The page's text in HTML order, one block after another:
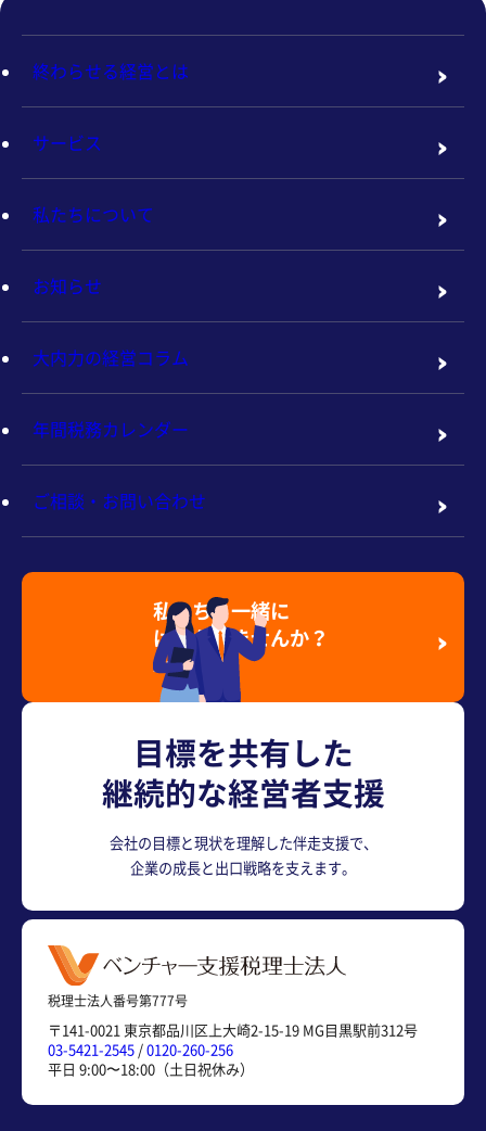
目標を共有した
継続的な経営者支援
会社の目標と現状を理解した伴走支援で、
企業の成長と出口戦略を支えます。
税理士法人番号第777号
〒141-0021 東京都品川区上大崎2-15-19 MG目黒駅前312号
03-5421-2545 /0120-260-256
平日 9:00〜18:00（土日祝休み）
終わらせる経営とは
サービス
私たちについて
お知らせ
大内力の経営コラム
年間税務カレンダー
ご相談・お問い合わせ
私たちと一緒に
はたらきませんか？
採用情報を見る